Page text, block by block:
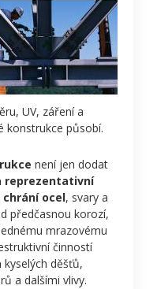
UV, záření a
konstrukce působí.
není jen dodat
reprezentativní
chrání ocel, svary a
předčasnou korozí,
mrazovému
činností
děšťů,
a dalšími vlivy.